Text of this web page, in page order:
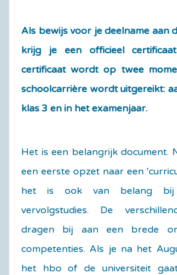
Als bewijs voor je deelname aan
krijg je een officieel
certificaat wordt op twee
schoolcarrière wordt uitgereikt:
klas 3 en in het examenjaar.
Het is een belangrijk document.
een eerste opzet naar een
het is ook van belang bij
vervolgstudies. De
dragen bij aan een brede
competenties. Als je na het
het hbo of de universiteit